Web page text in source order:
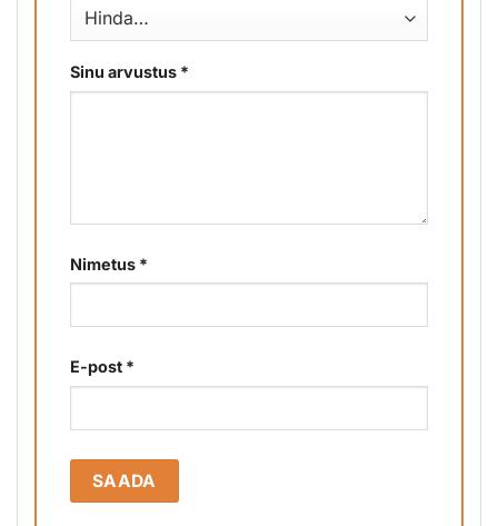
Sinu arvustus *
Nimetus *
E-post *